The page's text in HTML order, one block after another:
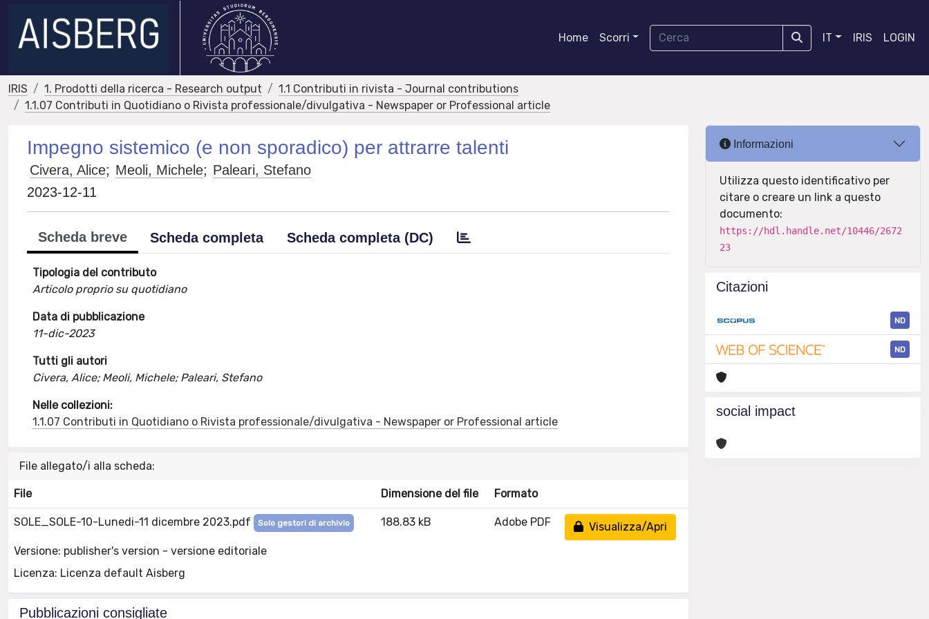
Home Scorri IT IRIS LOGIN
IRIS 1. Prodotti della ricerca - Research output
1.1 Contributi in rivista - Journal contributions
1.1.07 Contributi in Quotidiano o Rivista professionale/divulgativa - Newspaper or Professional article
Impegno sistemico (e non sporadico) per attrarre talenti
Civera, Alice; Meoli, Michele; Paleari, Stefano
2023-12-11
Scheda breve Scheda completa Scheda completa (DC)
Tipologia del contributo
Articolo proprio su quotidiano
Data di pubblicazione
11-dic-2023
Tutti gli autori
Civera, Alice; Meoli, Michele; Paleari, Stefano
Nelle collezioni:
1.1.07 Contributi in Quotidiano o Rivista professionale/divulgativa - Newspaper or Professional article
File allegato/i alla scheda:
File Dimensione del file Formato
SOLE_SOLE-10-Lunedi-11 dicembre 2023.pdf Solo gestori di archivio
Versione: publisher's version - versione editoriale
Licenza: Licenza default Aisberg
188.83 kB Adobe PDF Visualizza/Apri
Pubblicazioni consigliate
Informazioni
Utilizza questo identificativo per
citare o creare un link a questo
documento:
https://hdl.handle.net/10446/2672
23
Citazioni
ND
ND
social impact